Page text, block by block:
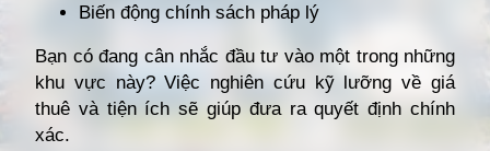
Biến động chính sách pháp lý
Bạn có đang cân nhắc đầu tư vào một trong những
khu vực này? Việc nghiên cứu kỹ lưỡng về giá
thuê và tiện ích sẽ giúp đưa ra quyết định chính
xác.